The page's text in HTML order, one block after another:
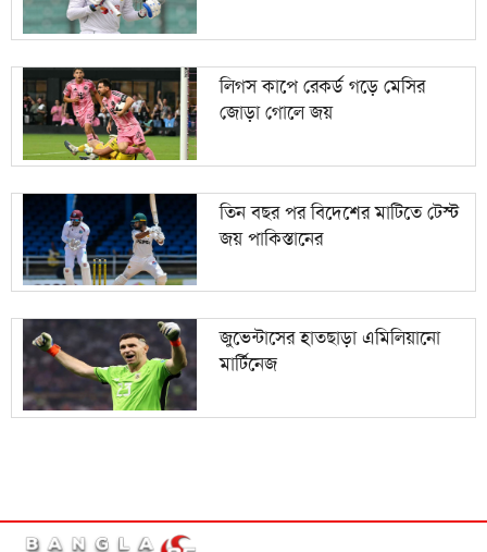
লিগস কাপে রেকর্ড গড়ে মেসির
জোড়া গোলে জয়
তিন বছর পর বিদেশের মাটিতে টেস্ট
জয় পাকিস্তানের
জুভেন্টাসের হাতছাড়া এমিলিয়ানো
মার্টিনেজ